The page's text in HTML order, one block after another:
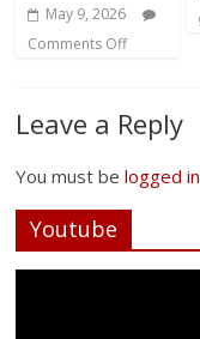
May 9, 2026
Comments Off
Leave a Reply
You must belogged in
Youtube